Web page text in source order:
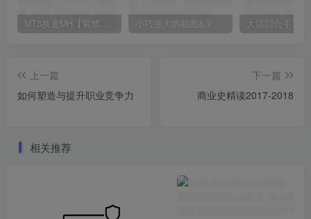
MT3换皮MH【紫禁之巅2双经脉尊享挂机版】2025最新整理单机一键即玩镜像端_Linux手工服务端_源码_管理后台_教程 小巧强大的截图&录屏软件 | FastStone Capture v11.2 中文破解绿色便携版
上一篇
如何塑造与提升职业竞争力
下一篇
商业史精读2017-2018
相关推荐